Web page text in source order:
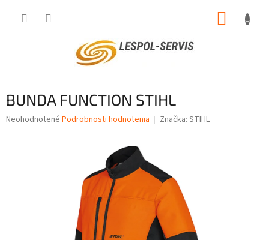
BUNDA FUNCTION STIHL
Priemerné
Neohodnotené Podrobnosti hodnotenia Značka: STIHL